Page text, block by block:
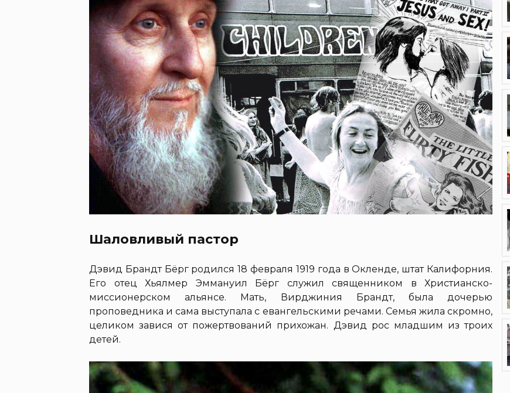
Шаловливый пастор
Дэвид Брандт Бёрг родился 18 февраля 1919 года в Окленде, штат Калифорния.
Его отец Хьялмер Эммануил Бёрг служил священником в Христианско-
миссионерском альянсе. Мать, Вирджиния Брандт, была дочерью
проповедника и сама выступала с евангельскими речами. Семья жила скромно,
целиком завися от пожертвований прихожан. Дэвид рос младшим из троих
детей.